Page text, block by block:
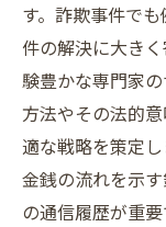
す。詐欺事件で
件の解決に大き
験豊かな専門家
方法やその法的
適な戦略を策定
金銭の流れを示
の通信履歴が重